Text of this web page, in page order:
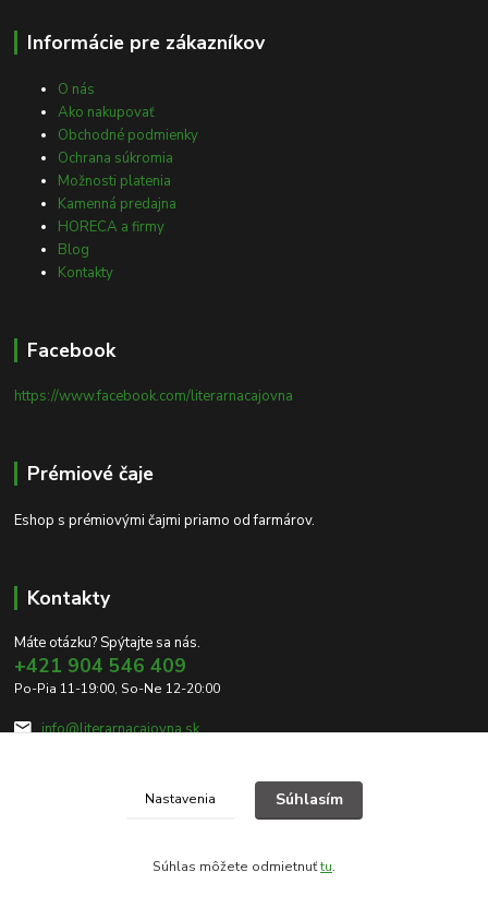
Informácie pre zákazníkov
O nás
Ako nakupovať
Obchodné podmienky
Ochrana súkromia
Možnosti platenia
Kamenná predajna
HORECA a firmy
Blog
Kontakty
Facebook
https://www.facebook.com/literarnacajovna
Prémiové čaje
Eshop s prémiovými čajmi priamo od farmárov.
Kontakty
Máte otázku? Spýtajte sa nás.
+421 904 546 409
Po-Pia 11-19:00, So-Ne 12-20:00
info@literarnacajovna.sk
Nastavenia Súhlasím
Súhlas môžete odmietnuťtu.